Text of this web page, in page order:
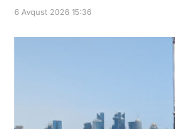
6 Avqust 2026 15:36